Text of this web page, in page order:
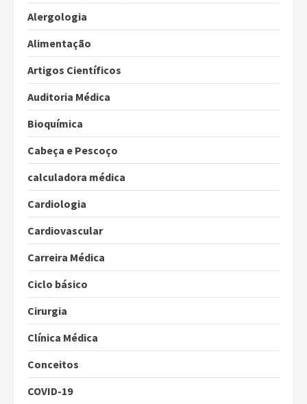
Alergologia
Alimentação
Artigos Científicos
Auditoria Médica
Bioquímica
Cabeça e Pescoço
calculadora médica
Cardiologia
Cardiovascular
Carreira Médica
Ciclo básico
Cirurgia
Clínica Médica
Conceitos
COVID-19